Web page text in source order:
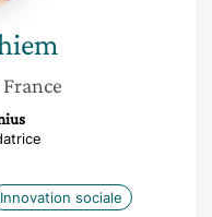
Innovation sociale